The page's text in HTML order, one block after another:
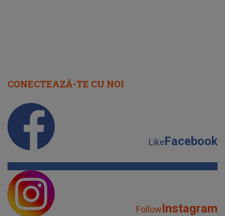
CONECTEAZĂ-TE CU NOI
LikeFacebook
FollowInstagram